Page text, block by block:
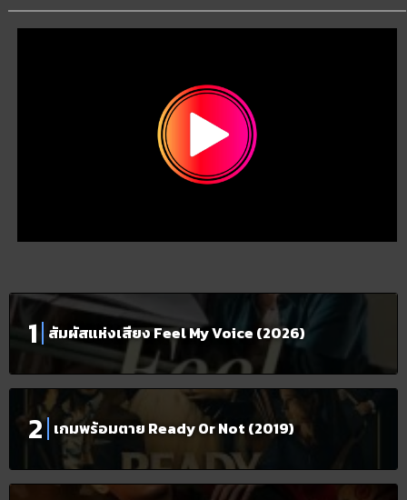
สัมผัสแห่งเสียง Feel My Voice (2026)
เกมพร้อมตาย Ready Or Not (2019)